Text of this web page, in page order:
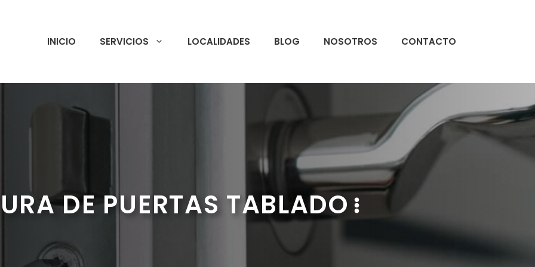
INICIO SERVICIOS LOCALIDADES BLOG NOSOTROS CONTACTO
DE PUERTAS TABLADO